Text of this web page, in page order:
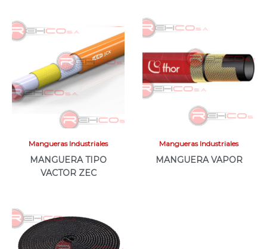
Mangueras Industriales
MANGUERA TIPO
VACTOR ZEC
Mangueras Industriales
MANGUERA VAPOR